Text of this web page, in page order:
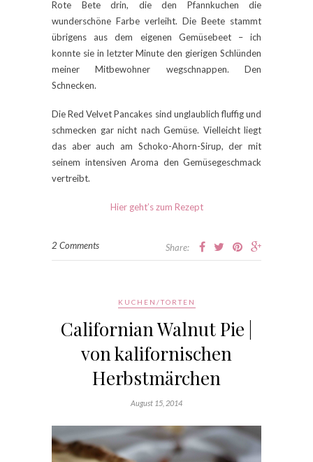
Rote Bete drin, die den Pfannkuchen die
wunderschöne Farbe verleiht. Die Beete stammt
übrigens aus dem eigenen Gemüsebeet – ich
konnte sie in letzter Minute den gierigen Schlünden
meiner Mitbewohner wegschnappen. Den
Schnecken.
Die Red Velvet Pancakes sind unglaublich fluffig und
schmecken gar nicht nach Gemüse. Vielleicht liegt
das aber auch am Schoko-Ahorn-Sirup, der mit
seinem intensiven Aroma den Gemüsegeschmack
vertreibt.
Hier geht’s zum Rezept
2 Comments Share:
KUCHEN/TORTEN
Californian Walnut Pie |
von kalifornischen
Herbstmärchen
August 15, 2014